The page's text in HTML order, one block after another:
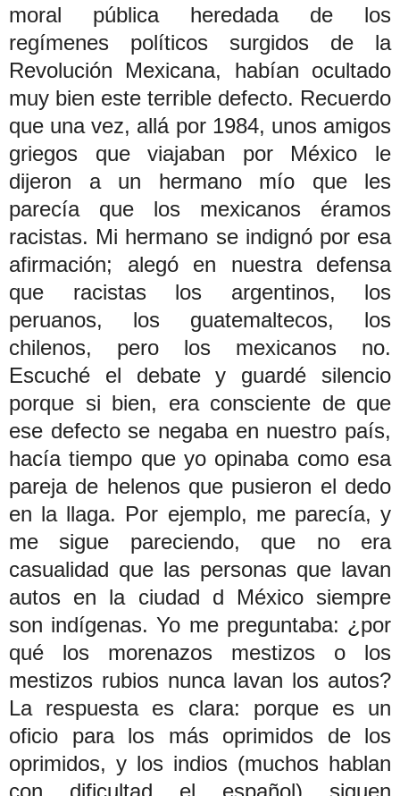
moral pública heredada de los
regímenes políticos surgidos de la
Revolución Mexicana, habían ocultado
muy bien este terrible defecto. Recuerdo
que una vez, allá por 1984, unos amigos
griegos que viajaban por México le
dijeron a un hermano mío que les
parecía que los mexicanos éramos
racistas. Mi hermano se indignó por esa
afirmación; alegó en nuestra defensa
que racistas los argentinos, los
peruanos, los guatemaltecos, los
chilenos, pero los mexicanos no.
Escuché el debate y guardé silencio
porque si bien, era consciente de que
ese defecto se negaba en nuestro país,
hacía tiempo que yo opinaba como esa
pareja de helenos que pusieron el dedo
en la llaga. Por ejemplo, me parecía, y
me sigue pareciendo, que no era
casualidad que las personas que lavan
autos en la ciudad d México siempre
son indígenas. Yo me preguntaba: ¿por
qué los morenazos mestizos o los
mestizos rubios nunca lavan los autos?
La respuesta es clara: porque es un
oficio para los más oprimidos de los
oprimidos, y los indios (muchos hablan
con dificultad el español) siguen